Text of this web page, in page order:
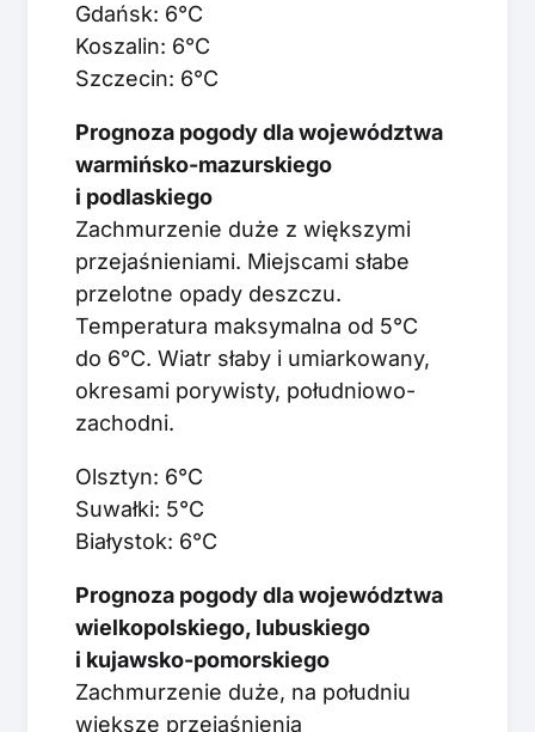
Gdańsk: 6°C
Koszalin: 6°C
Szczecin: 6°C
Prognoza pogody dla województwa
warmińsko-mazurskiego
i podlaskiego
Zachmurzenie duże z większymi
przejaśnieniami. Miejscami słabe
przelotne opady deszczu.
Temperatura maksymalna od 5°C
do 6°C. Wiatr słaby i umiarkowany,
okresami porywisty, południowo-
zachodni.
Olsztyn: 6°C
Suwałki: 5°C
Białystok: 6°C
Prognoza pogody dla województwa
wielkopolskiego, lubuskiego
i kujawsko-pomorskiego
Zachmurzenie duże, na południu
większe przejaśnienia